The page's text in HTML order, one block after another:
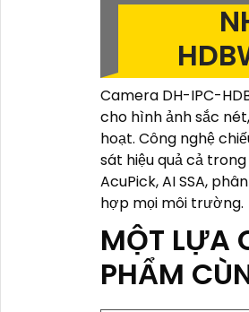
Camera DH-IPC-
cho hình ảnh sắc
hoạt. Công nghệ
sát hiệu quả cả
AcuPick, AI SSA,
hợp mọi môi trường.
MỘT LỰA
PHẨM